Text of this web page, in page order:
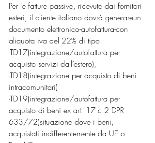
Per le fatture passive, ricevute dai fornitori
esteri, il cliente italiano dovrà generareun
documento elettronico-autofattura-con
aliquota iva del 22% di tipo
-TD17(integrazione/autofattura per
acquisto servizi dall’estero),
-TD18(integrazione per acquisto di beni
intracomunitari)
-TD19(integrazione/autofattura per
acquisto di beni ex art. 17 c.2 DPR
633/72)situazione dove i beni,
acquistati indifferentemente da UE o